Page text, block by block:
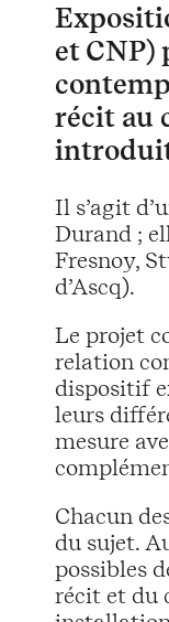
et CNP)
récit au
Il s’agit
Durand ;
Fresnoy,
d’Ascq).
Le projet
relation
dispositif
leurs
mesure
Chacun
du sujet.
possibles
récit et du